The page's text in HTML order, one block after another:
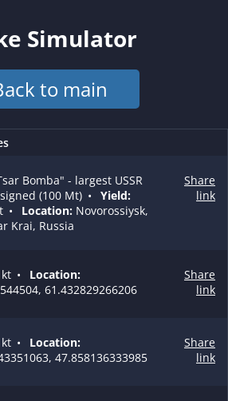
Simulator
to main
Bomba" - largest USSR
(100 Mt) •
Yield:
• Location: Novorossiysk,
Krai, Russia
Share
link
•
Location:
61.432829266206
Share
link
•
Location:
47.858136333985
Share
link